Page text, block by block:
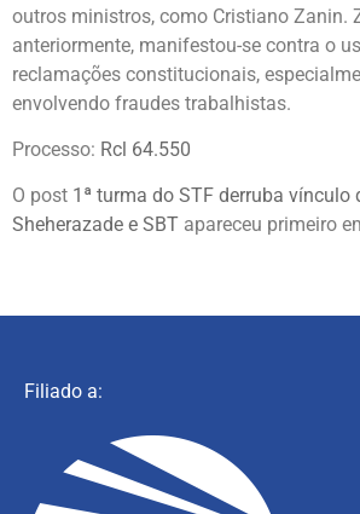
outros ministros, como Cristiano Zanin.
anteriormente, manifestou-se contra o
reclamações constitucionais,
envolvendo fraudes trabalhistas.
Processo: Rcl 64.550
O post 1ª turma do STF derruba vínculo
Sheherazade e SBT apareceu primeiro
Filiado a: